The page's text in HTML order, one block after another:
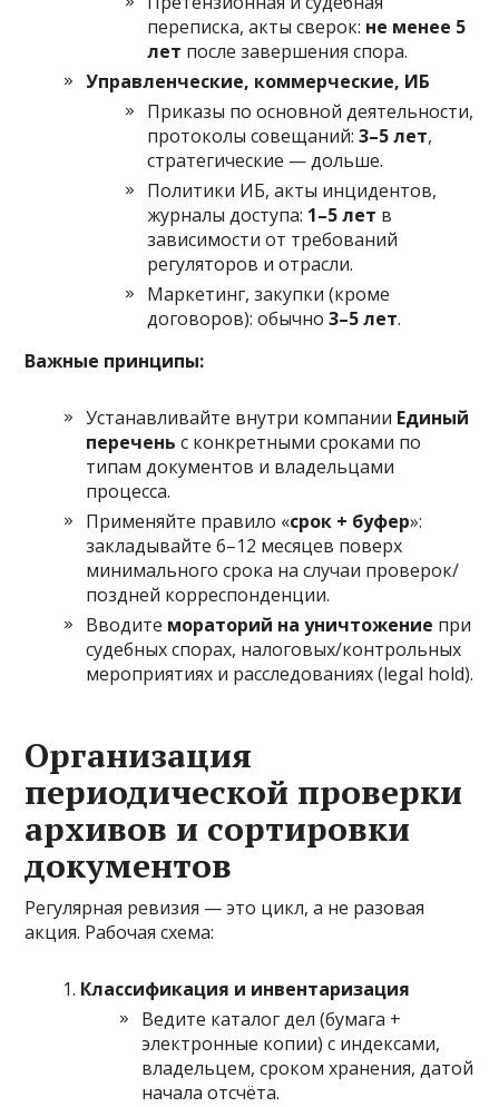
переписка, акты сверок: не менее 5
лет после завершения спора.
Управленческие, коммерческие, ИБ
Приказы по основной деятельности,
протоколы совещаний:3–5 лет,
стратегические — дольше.
Политики ИБ, акты инцидентов,
журналы доступа: 1–5 лет в
зависимости от требований
регуляторов и отрасли.
Маркетинг, закупки (кроме
договоров): обычно3–5 лет.
Важные принципы:
Устанавливайте внутри компании Единый
перечень с конкретными сроками по
типам документов и владельцами
процесса.
Применяйте правило «срок + буфер»:
закладывайте 6–12 месяцев поверх
минимального срока на случаи проверок/
поздней корреспонденции.
Вводите мораторий на уничтожение при
судебных спорах, налоговых/контрольных
мероприятиях и расследованиях (legal hold).
Организация
периодической проверки
архивов и сортировки
документов
Регулярная ревизия — это цикл, а не разовая
акция. Рабочая схема:
Классификация и инвентаризация
Ведите каталог дел (бумага +
электронные копии) с индексами,
владельцем, сроком хранения, датой
начала отсчёта.